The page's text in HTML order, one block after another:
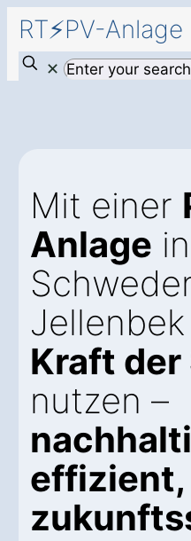
RT⚡PV-Anlage
✕
Mit einer
Anlage in
Kraft der
nutzen –
effizient,